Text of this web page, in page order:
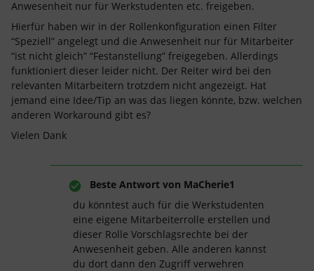
Anwesenheit nur für Werkstudenten etc. freigeben.
Hierfür haben wir in der Rollenkonfiguration einen Filter
“Speziell” angelegt und die Anwesenheit nur für Mitarbeiter
“ist nicht gleich” “Festanstellung” freigegeben. Allerdings
funktioniert dieser leider nicht. Der Reiter wird bei den
relevanten Mitarbeitern trotzdem nicht angezeigt. Hat
jemand eine Idee/Tip an was das liegen könnte, bzw. welchen
anderen Workaround gibt es?
Vielen Dank
Beste Antwort von MaCherie1
du könntest auch für die Werkstudenten
eine eigene Mitarbeiterrolle erstellen und
dieser Rolle Vorschlagsrechte bei der
Anwesenheit geben. Alle anderen kannst
du dort dann den Zugriff verwehren